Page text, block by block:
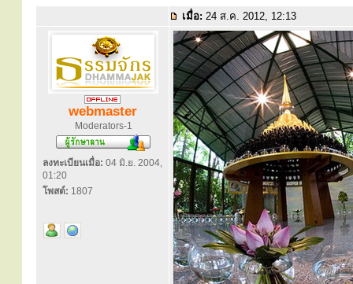
เมื่อ: 24 ส.ค. 2012, 12:13
webmaster
Moderators-1
ลงทะเบียนเมื่อ: 04 มิ.ย. 2004,
01:20
โพสต์: 1807